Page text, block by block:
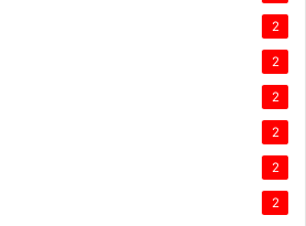
2
2
2
2
2
2